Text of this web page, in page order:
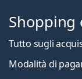
Shopping
Tutto sugli
Modalità di